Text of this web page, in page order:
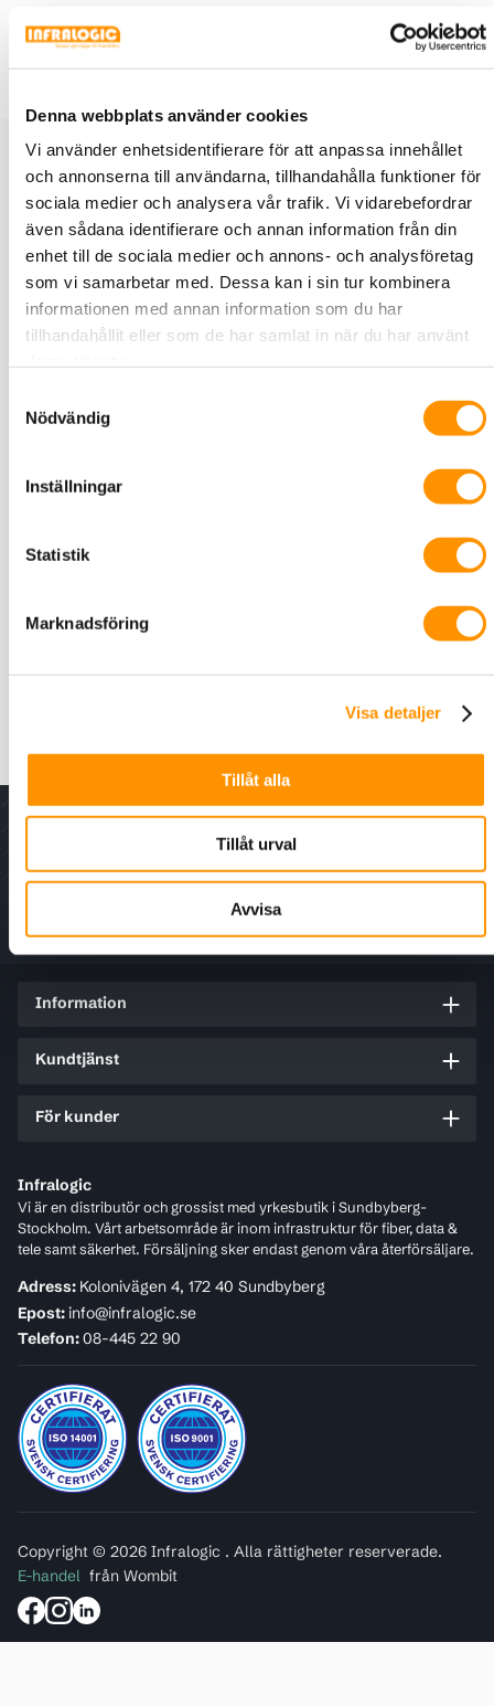
Denna webbplats använder cookies
Vi använder enhetsidentifierare för att anpassa innehållet
och annonserna till användarna, tillhandahålla funktioner för
sociala medier och analysera vår trafik. Vi vidarebefordrar
även sådana identifierare och annan information från din
enhet till de sociala medier och annons- och analysföretag
som vi samarbetar med. Dessa kan i sin tur kombinera
informationen med annan information som du har
tillhandahållit eller som de har samlat in när du har använt
Nödvändig
Inställningar
Statistik
Marknadsföring
Visa detaljer
Tillåt alla
Tillåt urval
Avvisa
Kassettgalge till T20/T808 används för upphängning av
Relaterade produkter
Skarvskåp T20 för upp till 1440 fiber,
Tykoflex
Nyhetsbrev - för senaste nytt, erbjudanden och
Infralogic
Vi är en distributör och grossist med yrkesbutik i Sundbyberg-
Stockholm. Vårt arbetsområde är inom infrastruktur för fiber, data &
tele samt säkerhet. Försäljning sker endast genom våra återförsäljare.
Adress: Kolonivägen 4, 172 40 Sundbyberg
Epost:info@infralogic.se
Telefon:08-445 22 90
Information
Kundtjänst
För kunder
Copyright © 2026 Infralogic . Alla rättigheter reserverade.
E-handel från Wombit